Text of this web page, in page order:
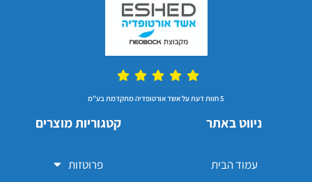
5 חוות דעת על אשד אורטופדיה מתקדמת בע"מ
ניווט באתר
עמוד הבית
קטגוריות מוצרים
פרוטזות